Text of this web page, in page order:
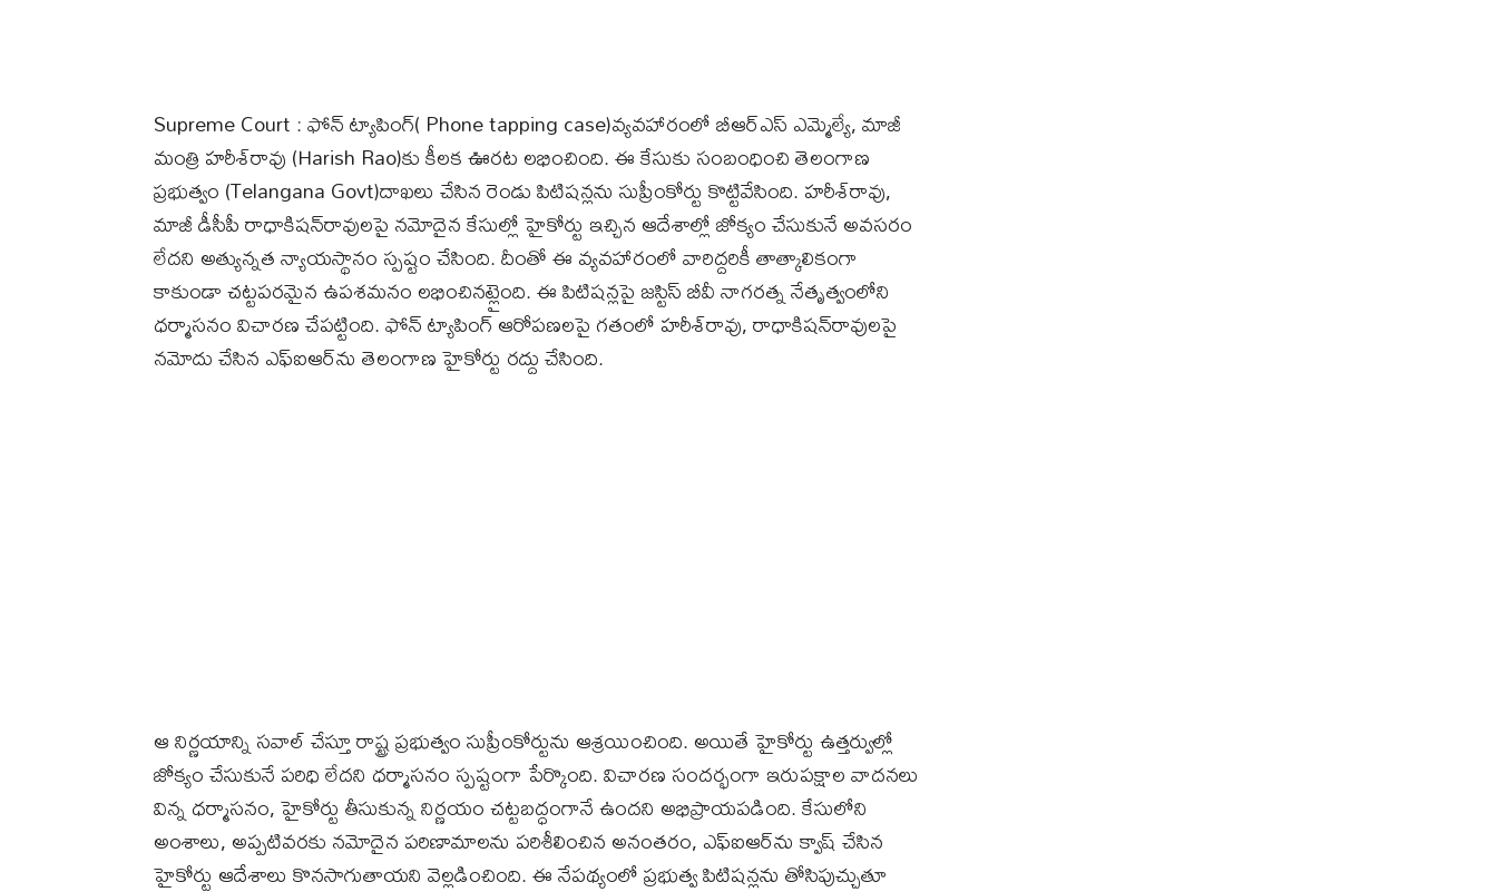
Supreme Court : ఫోన్‌ ట్యాపింగ్‌( Phone tapping case)వ్యవహారంలో బీఆర్‌ఎస్‌ ఎమ్మెల్యే, మాజీ
మంత్రి హరీశ్‌రావు (Harish Rao)కు కీలక ఊరట లభించింది. ఈ కేసుకు సంబంధించి తెలంగాణ
ప్రభుత్వం (Telangana Govt)దాఖలు చేసిన రెండు పిటిషన్లను సుప్రీంకోర్టు కొట్టివేసింది. హరీశ్‌రావు,
మాజీ డీసీపీ రాధాకిషన్‌రావులపై నమోదైన కేసుల్లో హైకోర్టు ఇచ్చిన ఆదేశాల్లో జోక్యం చేసుకునే అవసరం
లేదని అత్యున్నత న్యాయస్థానం స్పష్టం చేసింది. దీంతో ఈ వ్యవహారంలో వారిద్దరికీ తాత్కాలికంగా
కాకుండా చట్టపరమైన ఉపశమనం లభించినట్లైంది. ఈ పిటిషన్లపై జస్టిస్‌ బీవీ నాగరత్న నేతృత్వంలోని
ధర్మాసనం విచారణ చేపట్టింది. ఫోన్‌ ట్యాపింగ్‌ ఆరోపణలపై గతంలో హరీశ్‌రావు, రాధాకిషన్‌రావులపై
నమోదు చేసిన ఎఫ్‌ఐఆర్‌ను తెలంగాణ హైకోర్టు రద్దు చేసింది.
ఆ నిర్ణయాన్ని సవాల్‌ చేస్తూ రాష్ట్ర ప్రభుత్వం సుప్రీంకోర్టును ఆశ్రయించింది. అయితే హైకోర్టు ఉత్తర్వుల్లో
జోక్యం చేసుకునే పరిధి లేదని ధర్మాసనం స్పష్టంగా పేర్కొంది. విచారణ సందర్భంగా ఇరుపక్షాల వాదనలు
విన్న ధర్మాసనం, హైకోర్టు తీసుకున్న నిర్ణయం చట్టబద్ధంగానే ఉందని అభిప్రాయపడింది. కేసులోని
అంశాలు, అప్పటివరకు నమోదైన పరిణామాలను పరిశీలించిన అనంతరం, ఎఫ్‌ఐఆర్‌ను క్వాష్‌ చేసిన
హైకోర్టు ఆదేశాలు కొనసాగుతాయని వెల్లడించింది. ఈ నేపథ్యంలో ప్రభుత్వ పిటిషన్లను తోసిపుచ్చుతూ